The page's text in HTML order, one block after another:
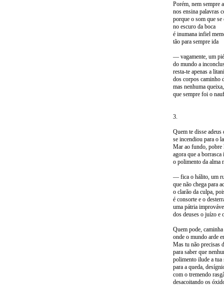
Porém, nem sempre
nos ensina palavras
porque o som que se
no escuro da boca
é inumana infiel
tão para sempre ida
— vagamente, um
do mundo a
resta-te apenas a
dos corpos caminho
mas nenhuma
que sempre foi o
3.
Quem te disse adeus
se incendiou para o
Mar ao fundo, pobre
agora que a borrasca
o polimento da alma
— fica o hálito, um
que não chega para
o clarão da culpa,
é consorte e o
uma pátria
dos deuses o juízo e
Quem pode,
onde o mundo arde
Mas tu não precisas
para saber que
polimento ilude a tua
para a queda,
com o tremendo
desacoitando os